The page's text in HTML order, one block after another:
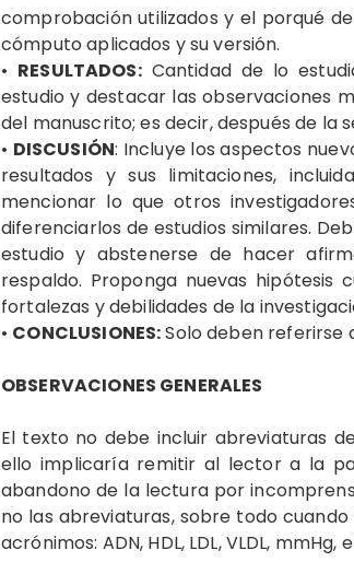
comprobación utilizados y el porqué
cómputo aplicados y su versión.
• RESULTADOS:Cantidad de lo
estudio y destacar las observaciones
del manuscrito; es decir, después de la
• DISCUSIÓN: Incluye los aspectos
resultados y sus limitaciones,
mencionar lo que otros
diferenciarlos de estudios similares.
estudio y abstenerse de hacer
respaldo. Proponga nuevas hipótesis
fortalezas y debilidades de la
• CONCLUSIONES:Solo deben referirse
OBSERVACIONES GENERALES
El texto no debe incluir abreviaturas
ello implicaría remitir al lector a la
abandono de la lectura por
no las abreviaturas, sobre todo
acrónimos: ADN, HDL, LDL, VLDL, mmHg,